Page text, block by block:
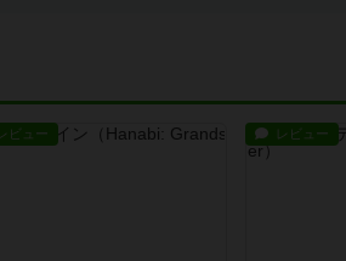
レビュー レビュー